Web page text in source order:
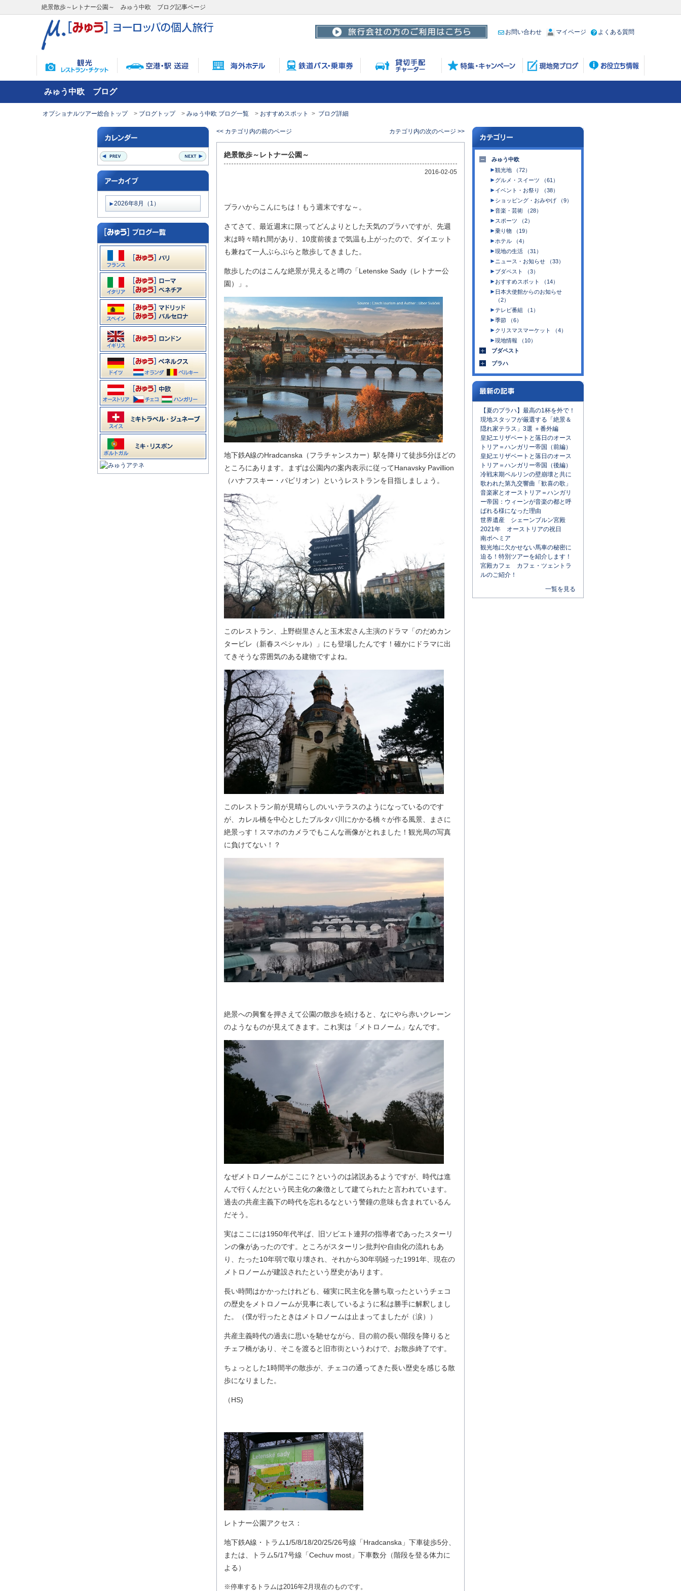
絶景散歩～レトナー公園～ みゅう中欧 ブログ記事ページ
お問い合わせ マイページ よくある質問
みゅう中欧 ブログ
オプショナルツアー総合トップ ブログトップ みゅう中欧 ブログ一覧 おすすめスポット ブログ詳細
2026年8月（1）
<< カテゴリ内の前のページ カテゴリ内の次のページ >>
絶景散歩～レトナー公園～
2016-02-05
プラハからこんにちは！もう週末ですな～。
さてさて、最近週末に限ってどんよりとした天気のプラハですが、先週
末は時々晴れ間があり、10度前後まで気温も上がったので、ダイエット
も兼ねて一人ぶらぶらと散歩してきました。
散歩したのはこんな絶景が見えると噂の「Letenske Sady（レトナー公
園）」。
地下鉄A線のHradcanska（フラチャンスカー）駅を降りて徒歩5分ほどの
ところにあります。まずは公園内の案内表示に従ってHanavsky Pavillion
（ハナフスキー・パビリオン）というレストランを目指しましょう。
このレストラン、上野樹里さんと玉木宏さん主演のドラマ「のだめカン
タービレ（新春スペシャル）」にも登場したんです！確かにドラマに出
てきそうな雰囲気のある建物ですよね。
このレストラン前が見晴らしのいいテラスのようになっているのです
が、カレル橋を中心としたブルタバ川にかかる橋々が作る風景、まさに
絶景っす！スマホのカメラでもこんな画像がとれました！観光局の写真
に負けてない！？
絶景への興奮を押さえて公園の散歩を続けると、なにやら赤いクレーン
のようなものが見えてきます。これ実は「メトロノーム」なんです。
なぜメトロノームがここに？というのは諸説あるようですが、時代は進
んで行くんだという民主化の象徴として建てられたと言われています。
過去の共産主義下の時代を忘れるなという警鐘の意味も含まれているん
だそう。
実はここには1950年代半ば、旧ソビエト連邦の指導者であったスターリ
ンの像があったのです。ところがスターリン批判や自由化の流れもあ
り、たった10年弱で取り壊され、それから30年弱経った1991年、現在の
メトロノームが建設されたという歴史があります。
長い時間はかかったけれども、確実に民主化を勝ち取ったというチェコ
の歴史をメトロノームが見事に表しているように私は勝手に解釈しまし
た。（僕が行ったときはメトロノームは止まってましたが（涙））
共産主義時代の過去に思いを馳せながら、目の前の長い階段を降りると
チェフ橋があり、そこを渡ると旧市街というわけで、お散歩終了です。
ちょっとした1時間半の散歩が、チェコの通ってきた長い歴史を感じる散
歩になりました。
（HS)
レトナー公園アクセス：
地下鉄A線・トラム1/5/8/18/20/25/26号線「Hradcanska」下車徒歩5分、
または、トラム5/17号線「Cechuv most」下車数分（階段を登る体力に
よる）
※停車するトラムは2016年2月現在のものです。
みゅう中欧
観光地 （72）
グルメ・スイーツ （61）
イベント・お祭り （38）
ショッピング・おみやげ （9）
音楽・芸術 （28）
スポーツ （2）
乗り物 （19）
ホテル （4）
現地の生活 （31）
ニュース・お知らせ （33）
ブダペスト （3）
おすすめスポット （14）
日本大使館からのお知らせ
（2）
テレビ番組 （1）
季節 （6）
クリスマスマーケット （4）
現地情報 （10）
ブダペスト
プラハ
【夏のプラハ】最高の1杯を外で！
現地スタッフが厳選する「絶景＆
隠れ家テラス」3選 ＋番外編
皇妃エリザベートと落日のオース
トリア＝ハンガリー帝国（前編）
皇妃エリザベートと落日のオース
トリア＝ハンガリー帝国（後編）
冷戦末期ベルリンの壁崩壊と共に
歌われた第九交響曲「歓喜の歌」
音楽家とオーストリア＝ハンガリ
ー帝国：ウィーンが音楽の都と呼
ばれる様になった理由
世界遺産 シェーンブルン宮殿
2021年 オーストリアの祝日
南ボヘミア
観光地に欠かせない馬車の秘密に
迫る！特別ツアーを紹介します！
宮殿カフェ カフェ・ツェントラ
ルのご紹介！
一覧を見る